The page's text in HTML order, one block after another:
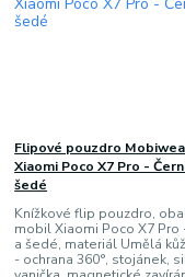
Flipové pouzdro
Xiaomi Poco X7 Pro -
šedé
Knížkové flip pouzdro,
mobil Xiaomi Poco X7 Pro
a šedé, materiál Umělá
- ochrana 360°, stojánek,